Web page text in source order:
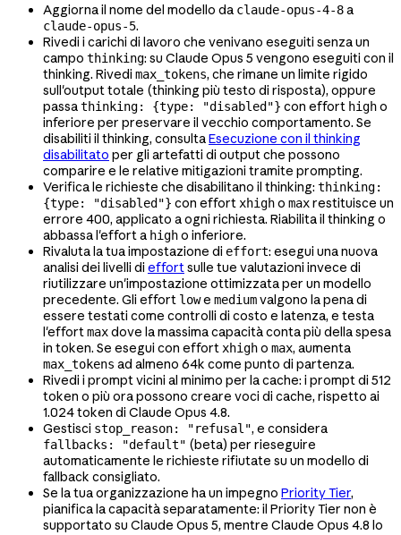
Aggiorna il nome del modello da claude-opus-4-8a
claude-opus-5.
Rivedi i carichi di lavoro che venivano eseguiti senza un
campo thinking: su Claude Opus 5 vengono eseguiti con il
thinking. Rivedi max_tokens, che rimane un limite rigido
sull'output totale (thinking più testo di risposta), oppure
passathinking: {type: "disabled"} con effort higho
inferiore per preservare il vecchio comportamento. Se
disabiliti il thinking, consultaEsecuzione con il thinking
disabilitato per gli artefatti di output che possono
comparire e le relative mitigazioni tramite prompting.
Verifica le richieste che disabilitano il thinking: thinking:
{type: "disabled"} con effort xhigho maxrestituisce un
errore 400, applicato a ogni richiesta. Riabilita il thinking o
abbassa l'effort a higho inferiore.
Rivaluta la tua impostazione di effort: esegui una nuova
analisi dei livelli di effort sulle tue valutazioni invece di
riutilizzare un'impostazione ottimizzata per un modello
precedente. Gli effort lowe mediumvalgono la pena di
essere testati come controlli di costo e latenza, e testa
l'effort maxdove la massima capacità conta più della spesa
in token. Se esegui con effort xhigho max, aumenta
max_tokens ad almeno 64k come punto di partenza.
Rivedi i prompt vicini al minimo per la cache: i prompt di 512
token o più ora possono creare voci di cache, rispetto ai
1.024 token di Claude Opus 4.8.
Gestisci stop_reason: "refusal", e considera
fallbacks: "default" (beta) per rieseguire
automaticamente le richieste rifiutate su un modello di
fallback consigliato.
Se la tua organizzazione ha un impegno Priority Tier,
pianifica la capacità separatamente: il Priority Tier non è
supportato su Claude Opus 5, mentre Claude Opus 4.8 lo